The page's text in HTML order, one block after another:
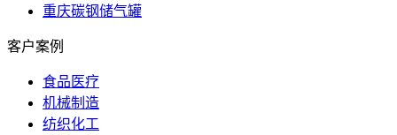
重庆碳钢储气罐
客户案例
食品医疗
机械制造
纺织化工